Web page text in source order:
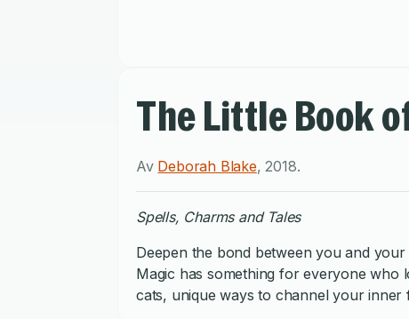
The Little Book
Av Deborah Blake,2018.
Spells, Charms and Tales
Deepen the bond between you and
Magic has something for everyone who
cats, unique ways to channel your inner